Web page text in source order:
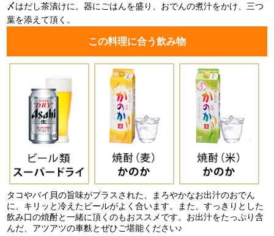
〆はだし茶漬けに。器にごはんを盛り、おでんの煮汁をかけ、三つ
葉を添えて頂く。
この料理に合う飲み物
タコやバイ貝の旨味がプラスされた、まろやかなお出汁のおでん
に、キリッと冷えたビールがよく合います。また、すっきりとした
飲み口の焼酎と一緒に頂くのもおススメです。お出汁をたっぷり含
んだ、アツアツの車麩とぜひご堪能ください♪